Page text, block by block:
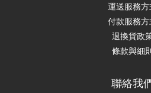
運送服務方
付款服務方
退換貨政
條款與細
聯絡我